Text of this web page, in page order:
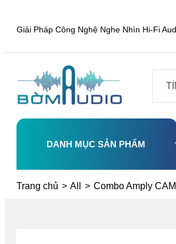
Giải Pháp Công Nghệ Nghe Nhìn Hi-Fi
DANH MỤC SẢN PHẨM
Select
Trang chủ > All > Combo Amply